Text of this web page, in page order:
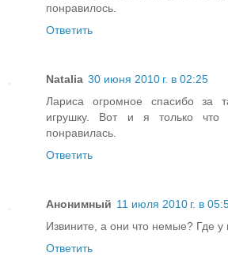
понравилось.
Ответить
Natalia 30 июня 2010 г. в 02:25
Лариса огромное спасибо за
игрушку. Вот и я только что
понравилась.
Ответить
Анонимный 11 июля 2010 г. в
Извините, а они что немые? Где у
Ответить